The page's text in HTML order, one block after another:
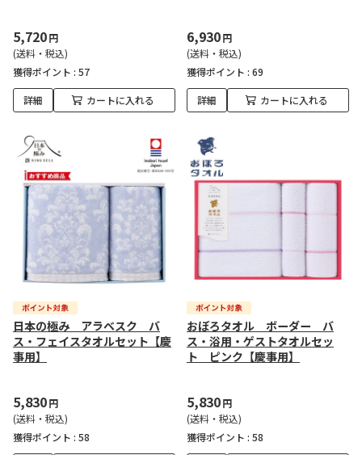
5,720円
(送料・税込)
獲得ポイント : 57
詳細 カートに入れる
6,930円
(送料・税込)
獲得ポイント : 69
詳細 カートに入れる
日本の極み アラベスク バ
ス・フェイスタオルセット【慶
事用】
5,830円
(送料・税込)
獲得ポイント : 58
おぼろタオル ボーダー バ
ス・浴用・ゲストタオルセッ
ト ピンク【慶事用】
5,830円
(送料・税込)
獲得ポイント : 58